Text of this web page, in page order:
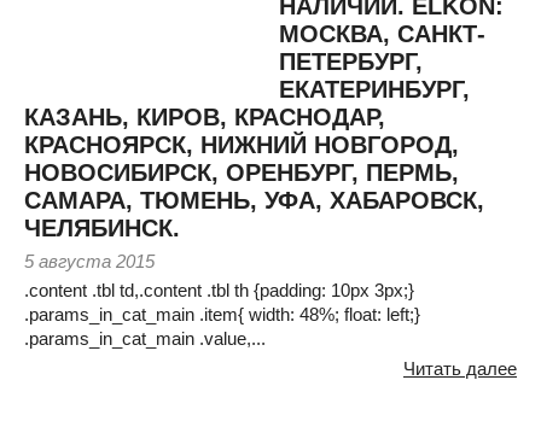
НАЛИЧИИ. ELKON:
МОСКВА, САНКТ-
ПЕТЕРБУРГ,
ЕКАТЕРИНБУРГ,
КАЗАНЬ, КИРОВ, КРАСНОДАР,
КРАСНОЯРСК, НИЖНИЙ НОВГОРОД,
НОВОСИБИРСК, ОРЕНБУРГ, ПЕРМЬ,
САМАРА, ТЮМЕНЬ, УФА, ХАБАРОВСК,
ЧЕЛЯБИНСК.
5 августа 2015
.content .tbl td,.content .tbl th {padding: 10px 3px;}
.params_in_cat_main .item{ width: 48%; float: left;}
.params_in_cat_main .value,...
Читать далее